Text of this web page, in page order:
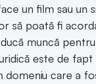
un film sau un
să poată fi
muncă
este de
domeniu care a